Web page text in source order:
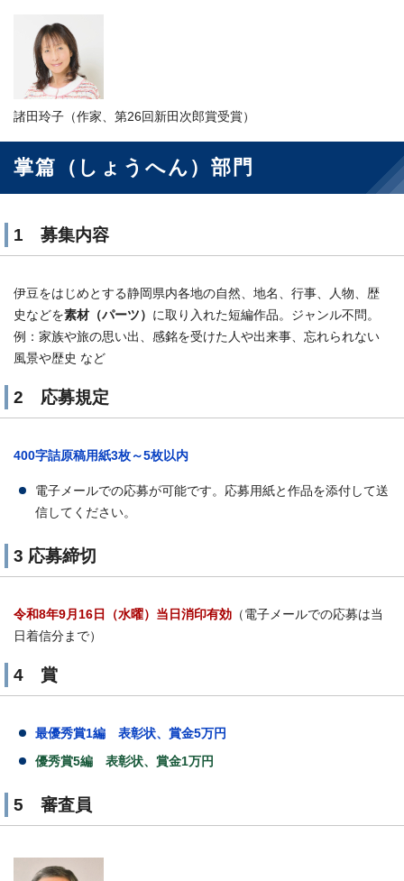
諸田玲子（作家、第26回新田次郎賞受賞）
掌篇（しょうへん）部門
1 募集内容
伊豆をはじめとする静岡県内各地の自然、地名、行事、人物、歴
史などを素材（パーツ） に取り入れた短編作品。ジャンル不問。
例：家族や旅の思い出、感銘を受けた人や出来事、忘れられない
風景や歴史 など
2 応募規定
400字詰原稿用紙3枚～5枚以内
電子メールでの応募が可能です。応募用紙と作品を添付して送
信してください。
3 応募締切
令和8年9月16日（水曜）当日消印有効 （電子メールでの応募は当
日着信分まで）
4 賞
最優秀賞1編 表彰状、賞金5万円
優秀賞5編 表彰状、賞金1万円
5 審査員